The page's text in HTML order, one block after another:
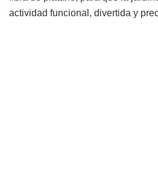
actividad funcional, divertida y